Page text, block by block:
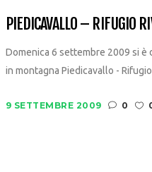
PIEDICAVALLO – RIFUGIO
Domenica 6 settembre 2009 si è
in montagna Piedicavallo -
9 SETTEMBRE 2009 0